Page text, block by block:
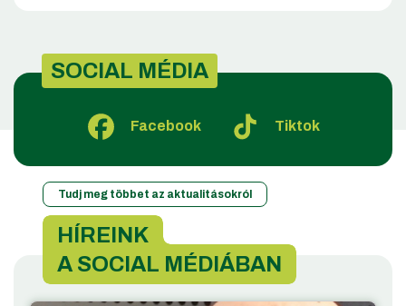
SOCIAL MÉDIA
Facebook Tiktok
HÍREINK
A SOCIAL MÉDIÁBAN
Tudj meg többet az aktualitásokról